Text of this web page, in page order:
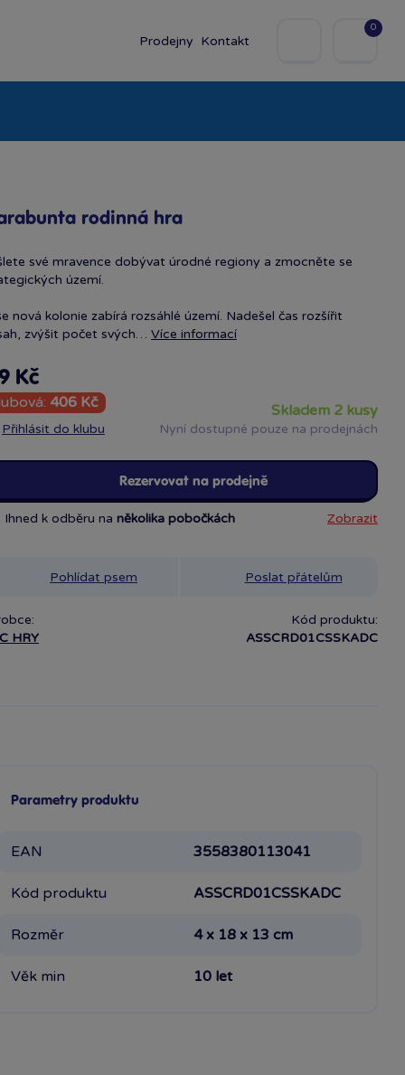
Prodejny Kontakt
0
rodinná hra
své mravence dobývat úrodné regiony a zmocněte se
ú­zemí.
nová kolonie zabírá rozsáhlé území. Nadešel čas rozšířit
zvýšit počet svých… Více informací
Kč
406 Kč
Přihlásit do klubu
skladem 2 kusy
Nyní dostupné pouze na prodejnách
Rezervovat na prodejně
Ihned k odběru naněkolika pobočkách Zobrazit
Pohlídat psem Poslat přátelům
HRY
Kód produktu:
ASSCRD01CSSKADC
Parametry produktu
EAN 3558380113041
Kód produktu ASSCRD01CSSKADC
Rozměr 4 x 18 x 13 cm
Věk min 10 let